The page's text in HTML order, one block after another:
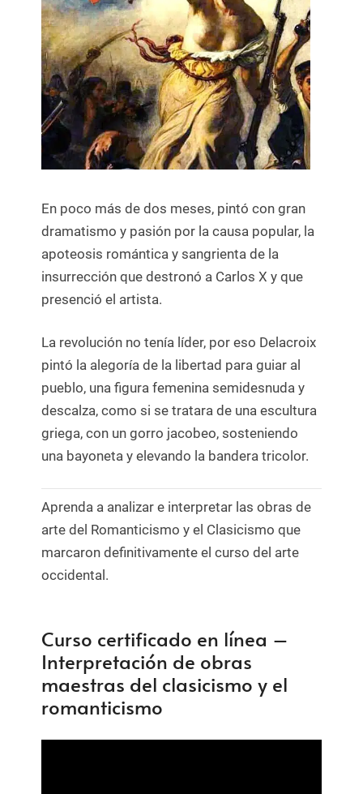
En poco más de dos meses, pintó con gran
dramatismo y pasión por la causa popular, la
apoteosis romántica y sangrienta de la
insurrección que destronó a Carlos X y que
presenció el artista.
La revolución no tenía líder, por eso Delacroix
pintó la alegoría de la libertad para guiar al
pueblo, una figura femenina semidesnuda y
descalza, como si se tratara de una escultura
griega, con un gorro jacobeo, sosteniendo
una bayoneta y elevando la bandera tricolor.
Aprenda a analizar e interpretar las obras de
arte del Romanticismo y el Clasicismo que
marcaron definitivamente el curso del arte
occidental.
Curso certificado en línea –
Interpretación de obras
maestras del clasicismo y el
romanticismo